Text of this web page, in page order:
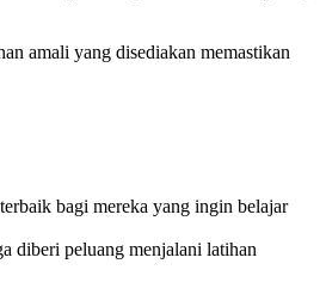
amali yang disediakan memastikan
bagi mereka yang ingin belajar
diberi peluang menjalani latihan